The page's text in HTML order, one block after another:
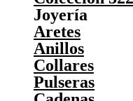
Joyería
Aretes
Anillos
Collares
Pulseras